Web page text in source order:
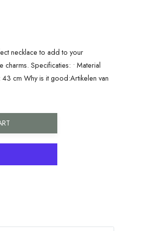
necklace to add to your
Specificaties: • Material
43 cm Why is it good:Artikelen van